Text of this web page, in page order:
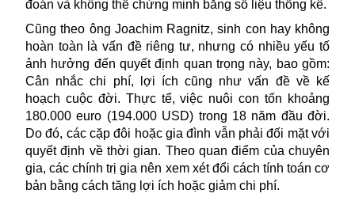
đoán và không thể chứng minh bằng số liệu thống kê.
Cũng theo ông Joachim Ragnitz, sinh con hay không
hoàn toàn là vấn đề riêng tư, nhưng có nhiều yếu tố
ảnh hưởng đến quyết định quan trọng này, bao gồm:
Cân nhắc chi phí, lợi ích cũng như vấn đề về kế
hoạch cuộc đời. Thực tế, việc nuôi con tốn khoảng
180.000 euro (194.000 USD) trong 18 năm đầu đời.
Do đó, các cặp đôi hoặc gia đình vẫn phải đối mặt với
quyết định về thời gian. Theo quan điểm của chuyên
gia, các chính trị gia nên xem xét đổi cách tính toán cơ
bản bằng cách tăng lợi ích hoặc giảm chi phí.